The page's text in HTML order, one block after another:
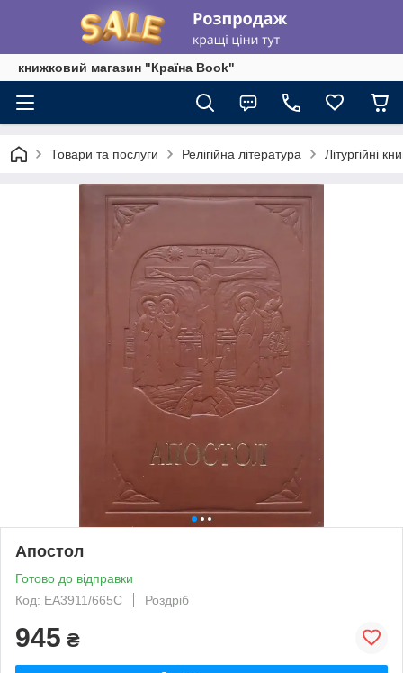
книжковий магазин "Країна Book"
Товари та послуги Релігійна література Літургійні
Апостол
Готово до відправки
Код: ЕА3911/665С
Роздріб
945 ₴